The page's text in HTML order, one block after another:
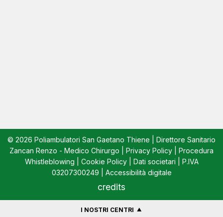
© 2026 Poliambulatori San Gaetano Thiene | Direttore Sanitario
Zancan Renzo - Medico Chirurgo | Privacy Policy
Procedura
Whistleblowing
Cookie Policy| Dati societari | P.IVA
03207300249 | Accessibilità digitale
credits
I NOSTRI CENTRI